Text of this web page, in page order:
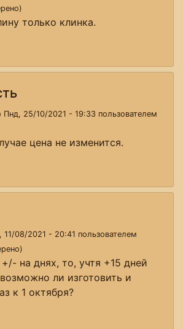
только клинка.
Пнд, 25/10/2021 - 19:33 пользователем
цена не изменится.
08/2021 - 20:41 пользователем
+/- на днях, то, учтя +15 дней
ли изготовить и
к 1 октября?